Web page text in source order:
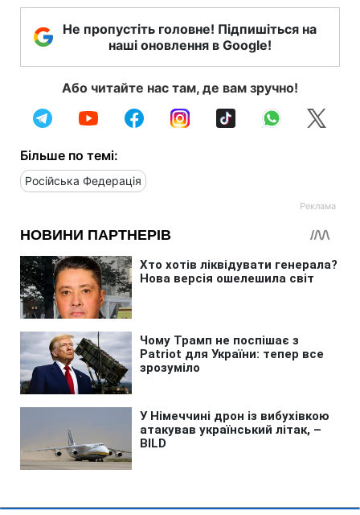
Не пропустіть головне! Підпишіться на
наші оновлення в Google!
Або читайте нас там, де вам зручно!
Більше по темі:
Російська Федерація